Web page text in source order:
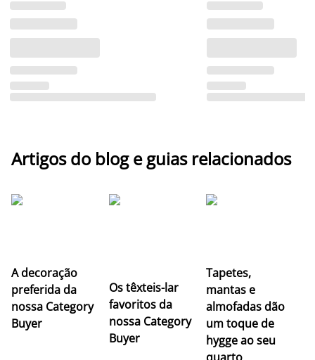
Artigos do blog e guias relacionados
A decoração
preferida da
nossa Category
Buyer
Os têxteis-lar
favoritos da
nossa Category
Buyer
Tapetes,
mantas e
almofadas dão
um toque de
hygge ao seu